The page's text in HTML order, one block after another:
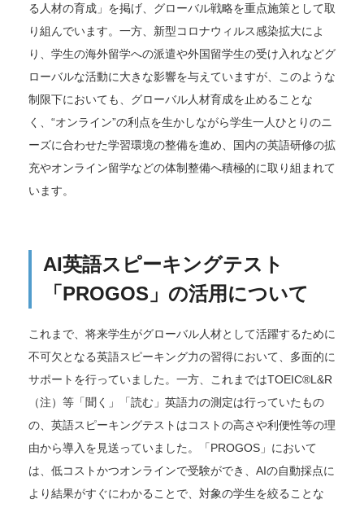
る人材の育成」を掲げ、グローバル戦略を重点施策として取
り組んでいます。一方、新型コロナウィルス感染拡大によ
り、学生の海外留学への派遣や外国留学生の受け入れなどグ
ローバルな活動に大きな影響を与えていますが、このような
制限下においても、グローバル人材育成を止めることな
く、“オンライン”の利点を生かしながら学生一人ひとりのニ
ーズに合わせた学習環境の整備を進め、国内の英語研修の拡
充やオンライン留学などの体制整備へ積極的に取り組まれて
います。
AI英語スピーキングテスト
「PROGOS」の活用について
これまで、将来学生がグローバル人材として活躍するために
不可欠となる英語スピーキング力の習得において、多面的に
サポートを行っていました。一方、これまではTOEIC®L&R
（注）等「聞く」「読む」英語力の測定は行っていたもの
の、英語スピーキングテストはコストの高さや利便性等の理
由から導入を見送っていました。「PROGOS」において
は、低コストかつオンラインで受験ができ、AIの自動採点に
より結果がすぐにわかることで、対象の学生を絞ることな